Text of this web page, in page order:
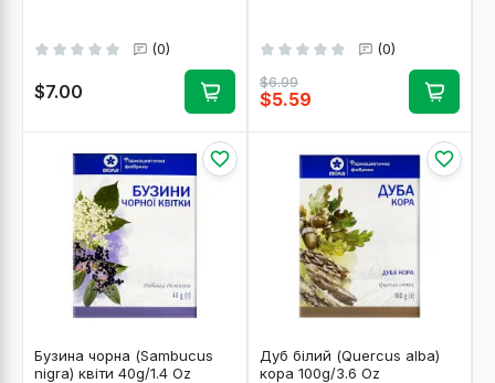
(0)
$7.00
(0)
$5.59
$6.99
Бузина чорна (Sambucus
nigra) квіти 40g/1.4 Oz
Дуб білий (Quercus alba)
кора 100g/3.6 Oz